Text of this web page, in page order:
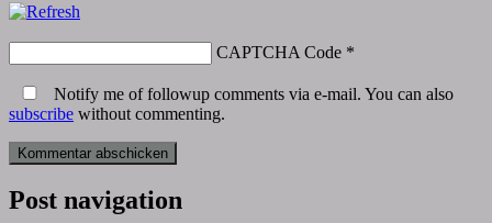
CAPTCHA Code *
Notify me of followup comments via e-mail. You can also
subscribe without commenting.
Post navigation